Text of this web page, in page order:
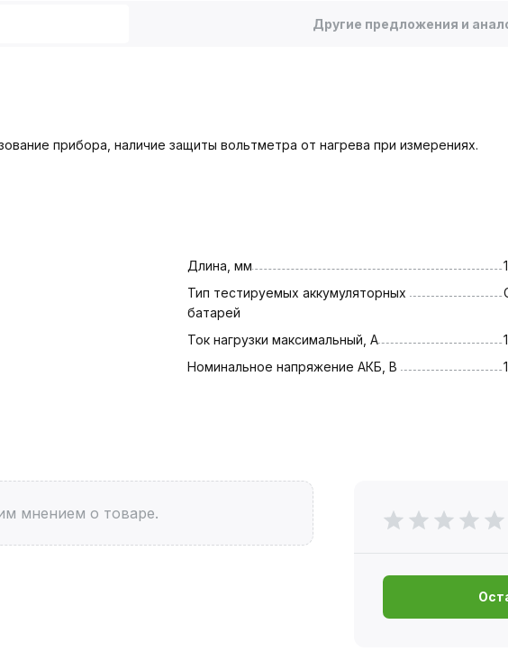
Другие предложения и
прибора, наличие защиты вольтметра от нагрева при измерениях.
Длина, мм
Тип тестируемых аккумуляторных
батарей
Ток нагрузки максимальный, А
Номинальное напряжение АКБ, В
мнением о товаре.